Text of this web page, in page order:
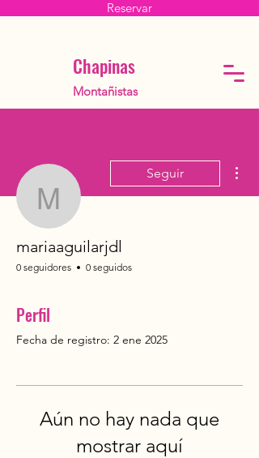
Reservar
Chapinas
Montañistas
mariaaguilarjdl
Seguir
mariaaguilarjdl
0 seguidores 0 seguidos
Perfil
Fecha de registro: 2 ene 2025
Aún no hay nada que
mostrar aquí